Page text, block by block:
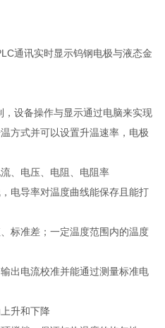
通讯实时显示钨钢电极与液态金
设备操作与显示通过电脑来实现
方式并可以设置升温速率，电极
、电压、电阻、电阻率
电导率对温度曲线能保存且能打
标准差；一定温度范围内的温度
出电流校准并能通过测量标准电
升和下降